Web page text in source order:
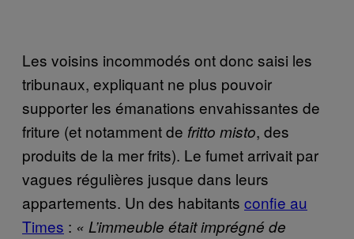
Les voisins incommodés ont donc saisi les
tribunaux, expliquant ne plus pouvoir
supporter les émanations envahissantes de
friture (et notamment de fritto misto, des
produits de la mer frits). Le fumet arrivait par
vagues régulières jusque dans leurs
appartements. Un des habitants confie au
Times : « L’immeuble était imprégné de